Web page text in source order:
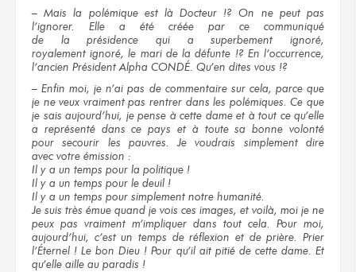
– Mais la polémique est là Docteur !? On ne peut pas
l’ignorer. Elle a été créée par ce communiqué
de la présidence
qui a superbement ignoré,
royalement ignoré, le mari de la défunte !? En l’occurrence,
l’ancien Président Alpha CONDÉ. Qu’en dites vous !?
– Enfin moi, je n’ai pas de commentaire sur cela, parce que
je ne veux vraiment pas rentrer dans les polémiques. Ce que
je sais aujourd’hui, je pense à cette dame et à tout ce qu’elle
a représenté dans ce pays et à toute sa bonne volonté
pour secourir
les pauvres.Je voudrais simplement dire
avec votre émission :
Il y a un temps pour la politique !
Il y a un temps pour le deuil !
Il y a un temps pour simplement notre humanité.
Je suis très émue quand je vois ces images, et voilà, moi je ne
peux pas vraiment m’impliquer dans tout cela. Pour moi,
aujourd’hui, c’est un temps de réflexionet de prière. Prier
l’Éternel !Le bonDieu !Pour qu’il ait pitié de cette dame.Et
qu’elle aille au paradis !